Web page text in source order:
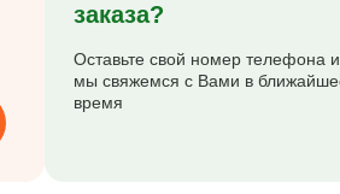
заказа?
Оставьте свой номер телефона и
мы свяжемся с Вами в
время